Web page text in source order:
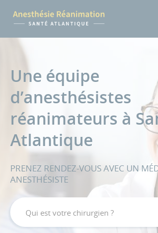
Une équipe
d’anesthésistes
réanimateurs à
Atlantique
PRENEZ RENDEZ-VOUS AVEC UN
ANESTHÉSISTE
Qui est votre chirurgien ?